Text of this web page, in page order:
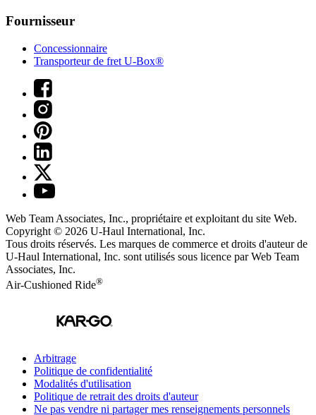
Fournisseur
Concessionnaire
Transporteur de fret U-Box®
Web Team Associates, Inc., propriétaire et exploitant du site Web.
Copyright © 2026 U-Haul International, Inc.
Tous droits réservés. Les marques de commerce et droits d'auteur de
U-Haul International, Inc. sont utilisés sous licence par Web Team
Associates, Inc.
Air-Cushioned Ride®
Arbitrage
Politique de confidentialité
Modalités d'utilisation
Politique de retrait des droits d'auteur
Ne pas vendre ni partager mes renseignements personnels